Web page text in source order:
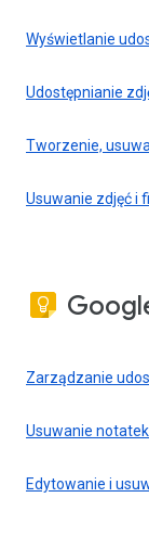
Wyświetlanie
Udostępnianie
Tworzenie,
Usuwanie zdjęć i
Zarządzanie
Usuwanie
Edytowanie i